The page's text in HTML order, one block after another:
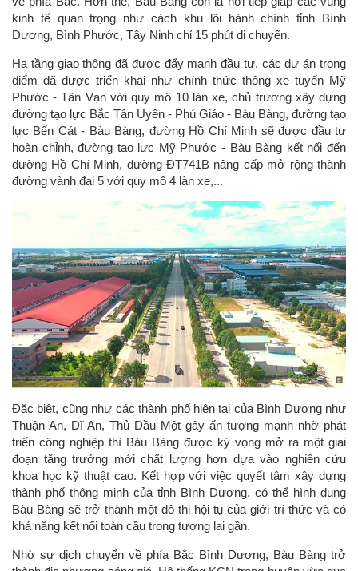
kinh tế quan trọng như cách khu lõi hành chính tỉnh Bình
Dương, Bình Phước, Tây Ninh chỉ 15 phút di chuyển.
Hạ tầng giao thông đã được đẩy mạnh đầu tư, các dự án trọng
điểm đã được triển khai như chính thức thông xe tuyến Mỹ
Phước - Tân Vạn với quy mô 10 làn xe, chủ trương xây dựng
đường tạo lực Bắc Tân Uyên - Phú Giáo - Bàu Bàng, đường tạo
lực Bến Cát - Bàu Bàng, đường Hồ Chí Minh sẽ được đầu tư
hoàn chỉnh, đường tạo lực Mỹ Phước - Bàu Bàng kết nối đến
đường Hồ Chí Minh, đường ĐT741B nâng cấp mở rộng thành
đường vành đai 5 với quy mô 4 làn xe,...
Đặc biệt, cũng như các thành phố hiện tại của Bình Dương như
Thuận An, Dĩ An, Thủ Dầu Một gây ấn tượng mạnh nhờ phát
triển công nghiệp thì Bàu Bàng được kỳ vọng mở ra một giai
đoạn tăng trưởng mới chất lượng hơn dựa vào nghiên cứu
khoa học kỹ thuật cao. Kết hợp với việc quyết tâm xây dựng
thành phố thông minh của tỉnh Bình Dương, có thể hình dung
Bàu Bàng sẽ trở thành một đô thị hội tụ của giới trí thức và có
khả năng kết nối toàn cầu trong tương lai gần.
Nhờ sự dịch chuyển về phía Bắc Bình Dương, Bàu Bàng trở